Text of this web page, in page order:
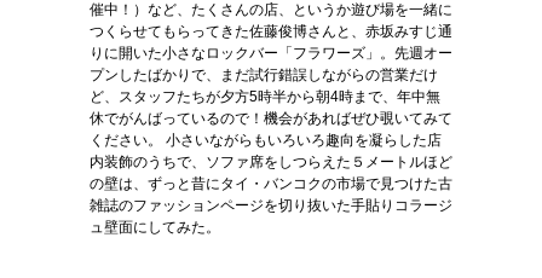
催中！）など、たくさんの店、というか遊び場を一緒に
つくらせてもらってきた佐藤俊博さんと、赤坂みすじ通
りに開いた小さなロックバー「フラワーズ」。先週オー
プンしたばかりで、まだ試行錯誤しながらの営業だけ
ど、スタッフたちが夕方5時半から朝4時まで、年中無
休でがんばっているので！機会があればぜひ覗いてみて
ください。 小さいながらもいろいろ趣向を凝らした店
内装飾のうちで、ソファ席をしつらえた５メートルほど
の壁は、ずっと昔にタイ・バンコクの市場で見つけた古
雑誌のファッションページを切り抜いた手貼りコラージ
ュ壁面にしてみた。